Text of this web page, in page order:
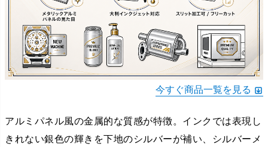
今すぐ商品一覧を見る
アルミパネル風の金属的な質感が特徴。インクでは表現し
きれない銀色の輝きを下地のシルバーが補い、シルバーメ